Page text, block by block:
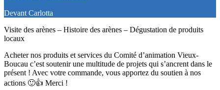
Devant Carlotta
Visite des arènes – Histoire des arènes – Dégustation de produits
locaux
Acheter nos produits et services du Comité d’animation Vieux-
Boucau c’est soutenir une multitude de projets qui s’ancrent dans le
présent ! Avec votre commande, vous apportez du soutien à nos
actions 🙂👍 Merci !